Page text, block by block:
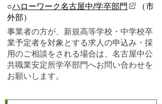
○ハローワーク名古屋中/学卒部門
（市
外部）
事業者の方が、新規高等学校・中学校卒
業予定者を対象とする求人の申込み・採
用のご相談をされる場合は、 名古屋中公
共職業安定所学卒部門へお問い合わせを
お願いします。